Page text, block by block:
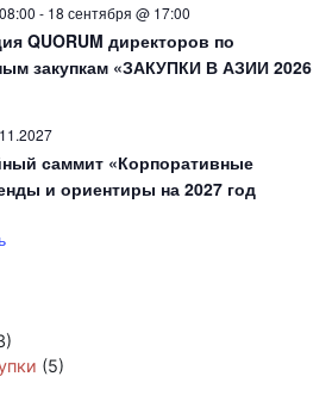
- 18 сентября @ 17:00
QUORUM директоров по
закупкам «ЗАКУПКИ В АЗИИ 2026
саммит «Корпоративные
и ориентиры на 2027 год
(5)